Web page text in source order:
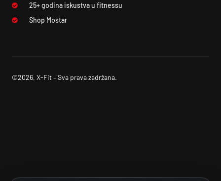
25+ godina iskustva u fitnessu
Shop Mostar
©2026, X-Fit – Sva prava zadržana.